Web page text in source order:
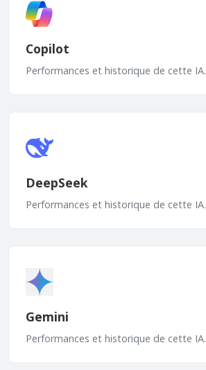
Copilot
Performances et historique de cette IA.
DeepSeek
Performances et historique de cette IA.
Gemini
Performances et historique de cette IA.